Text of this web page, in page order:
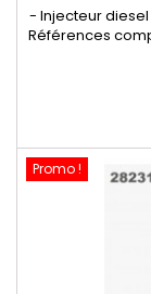
- Injecteur diesel
Références
, 03P 130 277 ,
277A ,
Promo !